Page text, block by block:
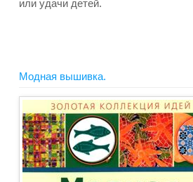
или удачи детей.
Модная вышивка.